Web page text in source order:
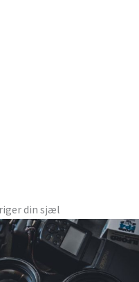
din sjæl